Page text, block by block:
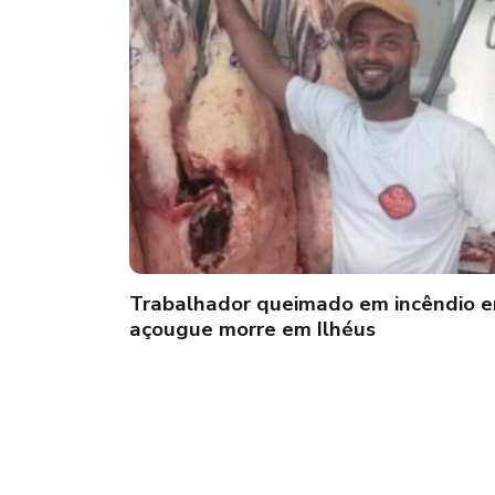
Trabalhador queimado em incêndio
açougue morre em Ilhéus